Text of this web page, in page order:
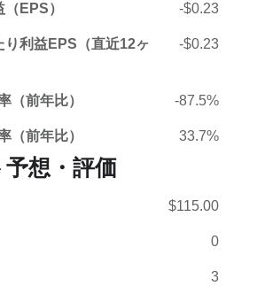
EPS） -$0.23
り利益EPS（直近12ヶ
-$0.23
（前年比） -87.5%
（前年比） 33.7%
想・評価
$115.00
0
3